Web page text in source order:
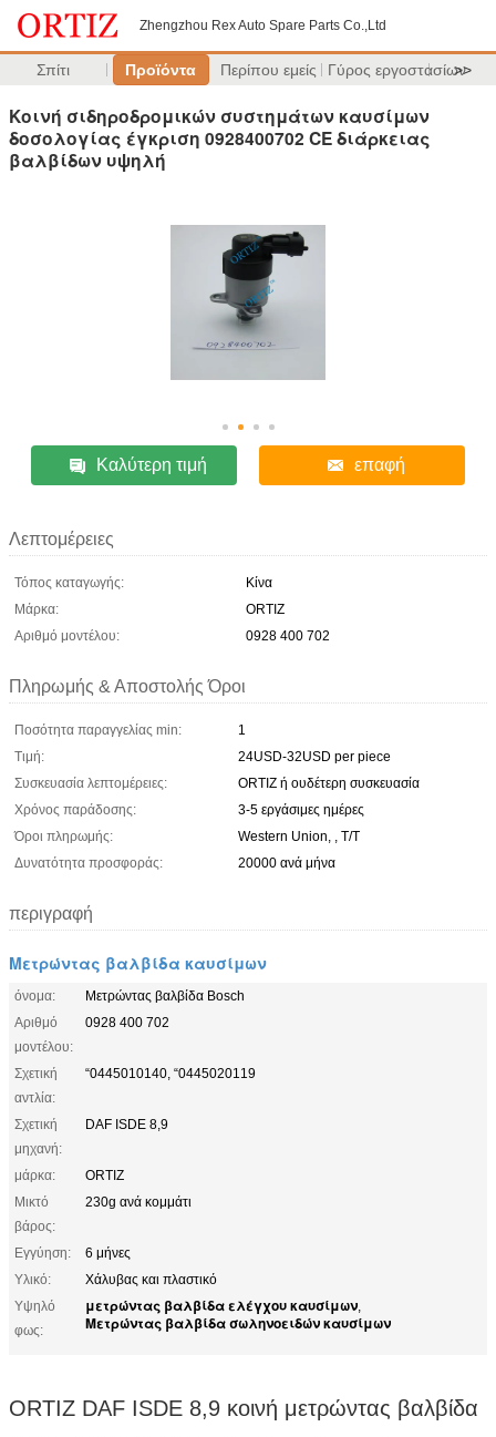
Zhengzhou Rex Auto Spare Parts Co.,Ltd
Σπίτι Προϊόντα Περίπου εμείς Γύρος εργοστασίων
>>
Κοινή σιδηροδρομικών συστημάτων καυσίμων
δοσολογίας έγκριση 0928400702 CE διάρκειας
βαλβίδων υψηλή
Καλύτερη τιμή επαφή
Λεπτομέρειες
Τόπος καταγωγής:
Κίνα
Μάρκα:
ORTIZ
Αριθμό μοντέλου:
0928 400 702
Πληρωμής & Αποστολής Όροι
Ποσότητα παραγγελίας min:
1
Τιμή:
24USD-32USD per piece
Συσκευασία λεπτομέρειες:
ORTIZ ή ουδέτερη συσκευασία
Χρόνος παράδοσης:
3-5 εργάσιμες ημέρες
Όροι πληρωμής:
Western Union, , T/T
Δυνατότητα προσφοράς:
20000 ανά μήνα
περιγραφή
Μετρώντας βαλβίδα καυσίμων
όνομα:
Μετρώντας βαλβίδα Bosch
Αριθμό
μοντέλου:
0928 400 702
Σχετική
αντλία:
“0445010140, “0445020119
Σχετική
μηχανή:
DAF ISDE 8,9
μάρκα:
ORTIZ
Μικτό
βάρος:
230g ανά κομμάτι
Εγγύηση:
6 μήνες
Υλικό:
Χάλυβας και πλαστικό
Υψηλό
φως:
μετρώντας βαλβίδα ελέγχου καυσίμων,
Μετρώντας βαλβίδα σωληνοειδών καυσίμων
ORTIZ DAF ISDE 8,9 κοινή μετρώντας βαλβίδα